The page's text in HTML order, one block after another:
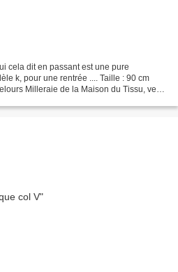
cela dit en passant est une pure
k, pour une rentrée .... Taille : 90 cm
Milleraie de la Maison du Tissu, vert